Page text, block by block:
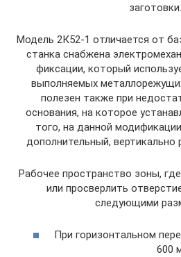
заготовки.
Модель 2К52-1 отличается от
станка снабжена
фиксации, который
выполняемых
полезен также при
основания, на которое
того, на данной
дополнительный, вертикально
Рабочее пространство зоны,
или просверлить
следующими
При горизонтальном
600